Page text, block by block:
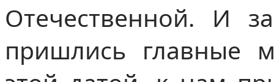
Отечественной. И
пришлись главные